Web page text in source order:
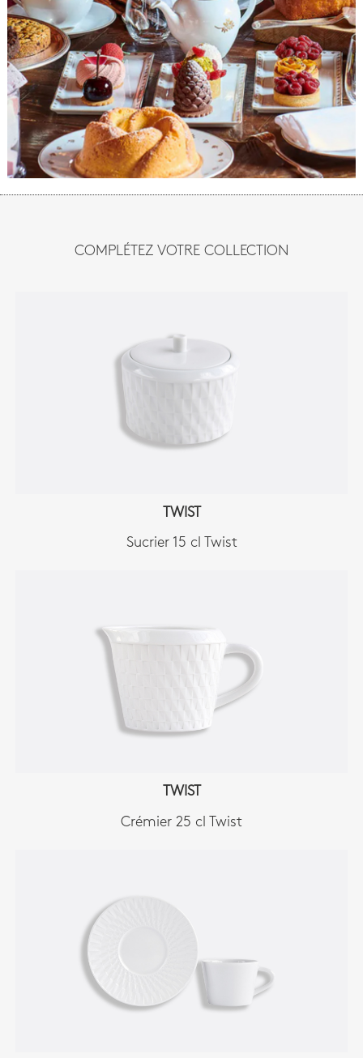
COMPLÉTEZ VOTRE COLLECTION
TWIST
Sucrier 15 cl Twist
TWIST
Crémier 25 cl Twist